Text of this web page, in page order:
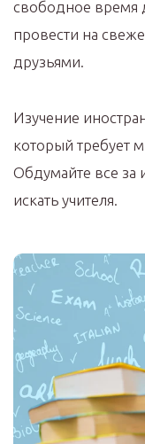
свободное время
провести на
друзьями.
Изучение
который требует
Обдумайте все за
искать учителя.